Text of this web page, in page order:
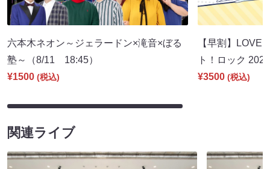
六本木ネオン～ジェラードン×滝音×ぼる
塾～（8/11 18:45）
¥1500 (税込)
【早割】LOVE
ト！ロック
¥3500 (税込)
関連ライブ